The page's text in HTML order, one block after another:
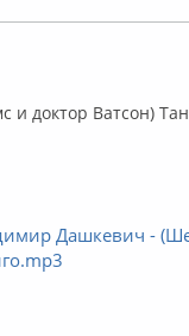
доктор Ватсон)
Дашкевич -